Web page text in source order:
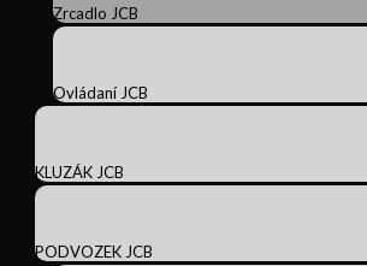
Zrcadlo JCB
Ovládaní JCB
KLUZÁK JCB
PODVOZEK JCB